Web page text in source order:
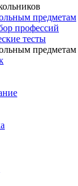
предметам
профессий
тесты
предметам